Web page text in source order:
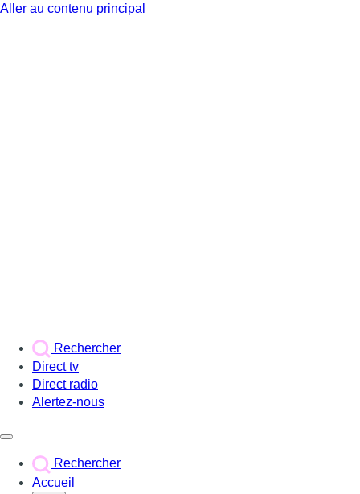
Aller au contenu principal
Rechercher
Direct tv
Direct radio
Alertez-nous
Rechercher
Accueil